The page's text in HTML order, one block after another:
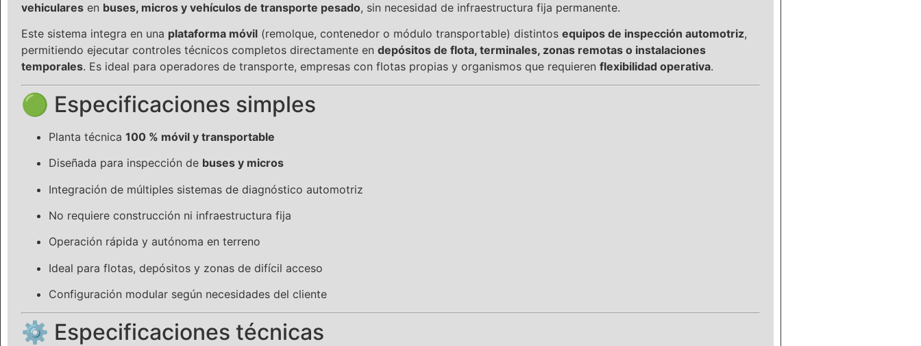
vehiculares en buses, micros y vehículos de transporte pesado, sin necesidad de infraestructura fija permanente.
Este sistema integra en una plataforma móvil (remolque, contenedor o módulo transportable) distintos equipos de inspección automotriz,
permitiendo ejecutar controles técnicos completos directamente en depósitos de flota, terminales, zonas remotas o instalaciones
temporales. Es ideal para operadores de transporte, empresas con flotas propias y organismos que requieren flexibilidad operativa.
🟢 Especificaciones simples
Planta técnica 100 % móvil y transportable
Diseñada para inspección de buses y micros
Integración de múltiples sistemas de diagnóstico automotriz
No requiere construcción ni infraestructura fija
Operación rápida y autónoma en terreno
Ideal para flotas, depósitos y zonas de difícil acceso
Configuración modular según necesidades del cliente
⚙️ Especificaciones técnicas